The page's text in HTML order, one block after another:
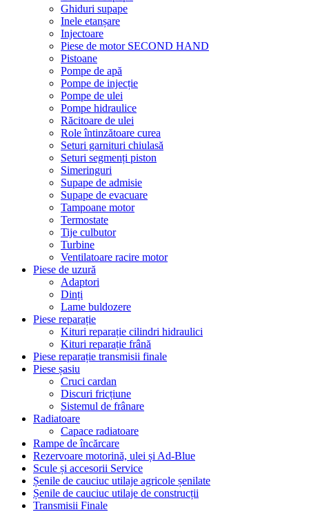
Ghiduri supape
Inele etanșare
Injectoare
Piese de motor SECOND HAND
Pistoane
Pompe de apă
Pompe de injecție
Pompe de ulei
Pompe hidraulice
Răcitoare de ulei
Role întinzătoare curea
Seturi garnituri chiulasă
Seturi segmenți piston
Simeringuri
Supape de admisie
Supape de evacuare
Tampoane motor
Termostate
Tije culbutor
Turbine
Ventilatoare racire motor
Piese de uzură
Adaptori
Dinți
Lame buldozere
Piese reparație
Kituri reparație cilindri hidraulici
Kituri reparație frână
Piese reparație transmisii finale
Piese șasiu
Cruci cardan
Discuri fricțiune
Sistemul de frânare
Radiatoare
Capace radiatoare
Rampe de încărcare
Rezervoare motorină, ulei și Ad-Blue
Scule și accesorii Service
Șenile de cauciuc utilaje agricole șenilate
Șenile de cauciuc utilaje de construcții
Transmisii Finale